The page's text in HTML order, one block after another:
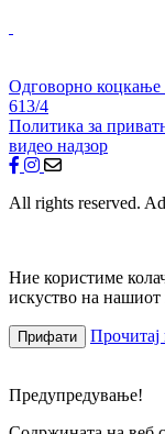
Одговорно коцкање
613/4
Политика за
видео надзор
All rights reserved.
Ние користиме
искуство на нашиот
Прифати Прочитај
Предупредување!